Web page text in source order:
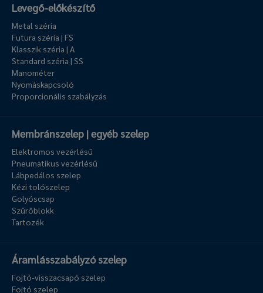
Levegő-előkészítő
Metal széria
Futura széria | FS
Klasszik széria | A
Standard széria | SS
Manométer
Nyomáskapcsoló
Proporcionális szabályzás
Membránszelep | egyéb szelep
Elektromos vezérlésű
Pneumatikus vezérlésű
Lábpedálos szelep
Kézi tolószelep
Golyóscsap
Szűrőblokk
Tartozék
Áramlásszabályzó szelep
Fojtó-visszacsapó szelep
Fojtó szelep